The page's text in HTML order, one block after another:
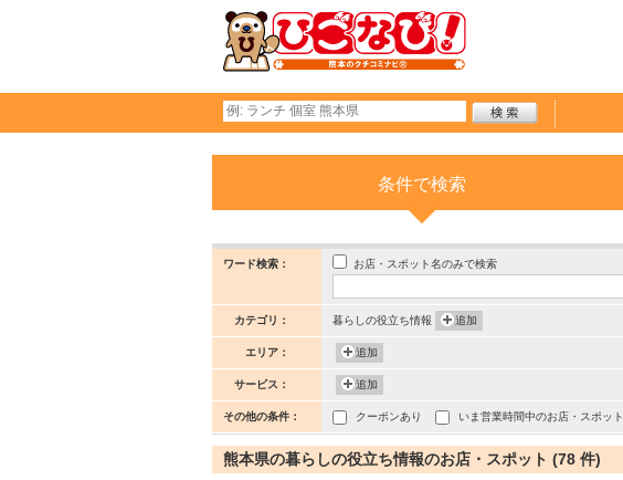
条件で検索
ワード検索： お店・スポット名のみで検索
カテゴリ： 暮らしの役立ち情報 追加
エリア： 追加
サービス： 追加
その他の条件： クーポンあり いま営業時間中のお店・スポット
熊本県の暮らしの役立ち情報のお店・スポット (78 件)